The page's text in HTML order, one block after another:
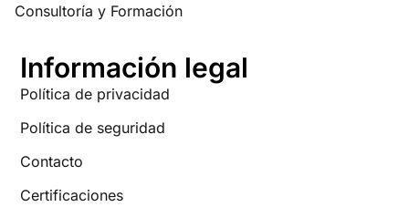
Consultoría y Formación
Información legal
Política de privacidad
Política de seguridad
Contacto
Certificaciones